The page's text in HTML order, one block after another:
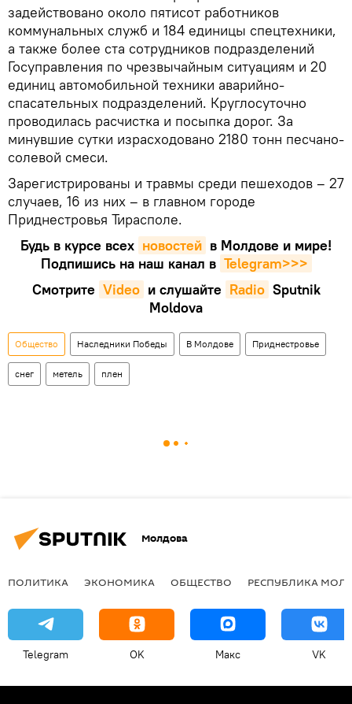
задействовано около пятисот работников
коммунальных служб и 184 единицы спецтехники,
а также более ста сотрудников подразделений
Госуправления по чрезвычайным ситуациям и 20
единиц автомобильной техники аварийно-
спасательных подразделений. Круглосуточно
проводилась расчистка и посыпка дорог. За
минувшие сутки израсходовано 2180 тонн песчано-
солевой смеси.
Зарегистрированы и травмы среди пешеходов – 27
случаев, 16 из них – в главном городе
Приднестровья Тирасполе.
Будь в курсе всех новостей в Молдове и мире!
Подпишись на наш канал в Telegram>>>
Смотрите Video и слушайте Radio Sputnik
Moldova
Общество Наследники Победы В Молдове Приднестровье
снег метель плен
Молдова
ПОЛИТИКА ЭКОНОМИКА ОБЩЕСТВО РЕСПУБЛИКА
Telegram OK Макс VK